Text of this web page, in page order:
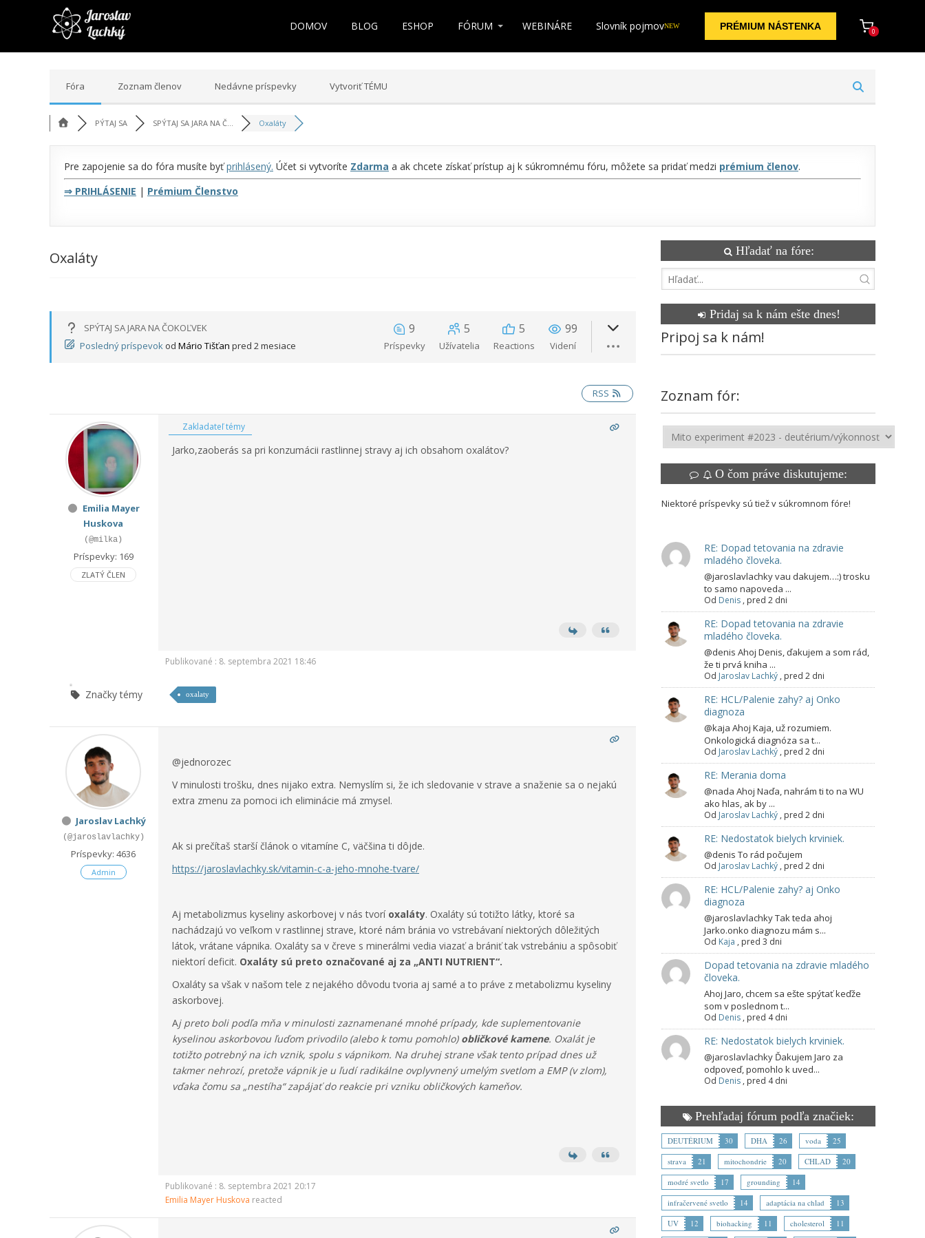
DOMOV BLOG ESHOP FÓRUM WEBINÁRE Slovník pojmovNEW PRÉMIUM NÁSTENKA 0
Fóra Zoznam členov Nedávne príspevky Vytvoriť TÉMU
PÝTAJ SA SPÝTAJ SA JARA NA Č... Oxaláty
Pre zapojenie sa do fóra musíte byťprihlásený. Účet si vytvoríte Zdarma a ak chcete získať prístup aj k súkromnému fóru, môžete sa pridať medzi prémium členov.
⇒ PRIHLÁSENIE | Prémium Členstvo
Oxaláty
SPÝTAJ SA JARA NA ČOKOĽVEK
Posledný príspevok od Mário Tišťan pred 2 mesiace
9
Príspevky
5
Užívatelia
5
Reactions
99
Videní
RSS
Emilia Mayer
Huskova
(@milka)
Príspevky: 169
ZLATÝ ČLEN
Zakladateľ témy
Jarko,zaoberás sa pri konzumácii rastlinnej stravy aj ich obsahom oxalátov?
Publikované : 8. septembra 2021 18:46
Značky témy oxalaty
Jaroslav Lachký
(@jaroslavlachky)
Príspevky: 4636
Admin
@jednorozec
V minulosti trošku, dnes nijako extra. Nemyslím si, že ich sledovanie v strave a snaženie sa o nejakú
extra zmenu za pomoci ich eliminácie má zmysel.
Ak si prečítaš starší článok o vitamíne C, väčšina ti dôjde.
https://jaroslavlachky.sk/vitamin-c-a-jeho-mnohe-tvare/
Aj metabolizmus kyseliny askorbovej v nás tvorí oxaláty. Oxaláty sú totižto látky, ktoré sa
nachádzajú vo veľkom v rastlinnej strave, ktoré nám bránia vo vstrebávaní niektorých dôležitých
látok, vrátane vápnika. Oxaláty sa v čreve s minerálmi vedia viazať a brániť tak vstrebániu a spôsobiť
niektorí deficit. Oxaláty sú preto označované aj za „ANTI NUTRIENT“.
Oxaláty sa však v našom tele z nejakého dôvodu tvoria aj samé a to práve z metabolizmu kyseliny
askorbovej.
Aj preto boli podľa mňa v minulosti zaznamenané mnohé prípady, kde suplementovanie
kyselinou askorbovou ľuďom privodilo (alebo k tomu pomohlo) obličkové kamene. Oxalát je
totižto potrebný na ich vznik, spolu s vápnikom. Na druhej strane však tento prípad dnes už
takmer nehrozí, pretože vápnik je u ľudí radikálne ovplyvnený umelým svetlom a EMP (v zlom),
vďaka čomu sa „nestíha“ zapájať do reakcie pri vzniku obličkových kameňov.
Publikované : 8. septembra 2021 20:17
Emilia Mayer Huskova reacted
Hľadať na fóre:
Pridaj sa k nám ešte dnes!
Pripoj sa k nám!
Zoznam fór:
O čom práve diskutujeme:
Niektoré príspevky sú tiež v súkromnom fóre!
RE: Dopad tetovania na zdravie
mladého človeka.
@jaroslavlachky vau dakujem…:) trosku
to samo napoveda ...
Od Denis , pred 2 dni
RE: Dopad tetovania na zdravie
mladého človeka.
@denis Ahoj Denis, ďakujem a som rád,
že ti prvá kniha ...
Od Jaroslav Lachký , pred 2 dni
RE: HCL/Palenie zahy? aj Onko
diagnoza
@kaja Ahoj Kaja, už rozumiem.
Onkologická diagnóza sa t...
Od Jaroslav Lachký , pred 2 dni
RE: Merania doma
@nada Ahoj Naďa, nahrám ti to na WU
ako hlas, ak by ...
Od Jaroslav Lachký , pred 2 dni
RE: Nedostatok bielych krviniek.
@denis To rád počujem
Od Jaroslav Lachký , pred 2 dni
RE: HCL/Palenie zahy? aj Onko
diagnoza
@jaroslavlachky Tak teda ahoj
Jarko.onko diagnozu mám s...
Od Kaja , pred 3 dni
Dopad tetovania na zdravie mladého
človeka.
Ahoj Jaro, chcem sa ešte spýtať keďže
som v poslednom t...
Od Denis , pred 4 dni
RE: Nedostatok bielych krviniek.
@jaroslavlachky Ďakujem Jaro za
odpoveď, pomohlo k uved...
Od Denis , pred 4 dni
Prehľadaj fórum podľa značiek:
DEUTÉRIUM 30 DHA 26 voda
25
strava
21 mitochondrie 20 CHLAD
20
modré svetlo
17 grounding
14
infračervené svetlo
14 adaptácia na chlad
13
UV
12 biohacking 11 cholesterol
11